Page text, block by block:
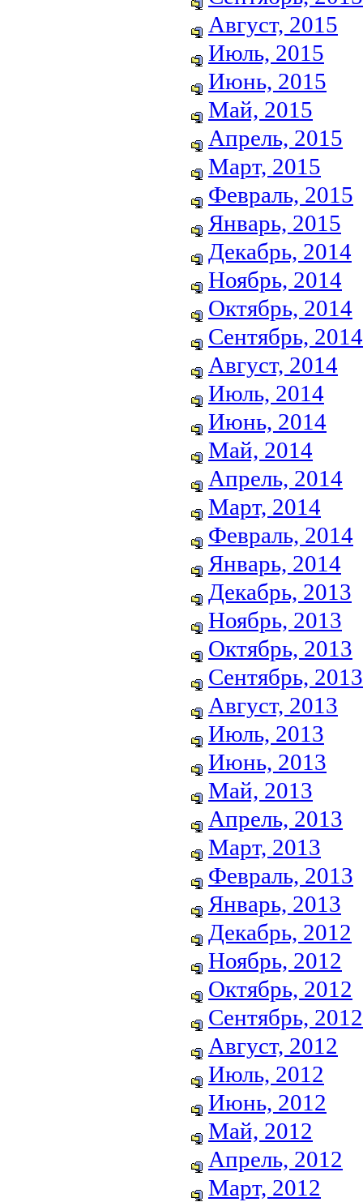
Август, 2015
Июль, 2015
Июнь, 2015
Май, 2015
Апрель, 2015
Март, 2015
Февраль, 2015
Январь, 2015
Декабрь, 2014
Ноябрь, 2014
Октябрь, 2014
Сентябрь, 2014
Август, 2014
Июль, 2014
Июнь, 2014
Май, 2014
Апрель, 2014
Март, 2014
Февраль, 2014
Январь, 2014
Декабрь, 2013
Ноябрь, 2013
Октябрь, 2013
Сентябрь, 2013
Август, 2013
Июль, 2013
Июнь, 2013
Май, 2013
Апрель, 2013
Март, 2013
Февраль, 2013
Январь, 2013
Декабрь, 2012
Ноябрь, 2012
Октябрь, 2012
Сентябрь, 2012
Август, 2012
Июль, 2012
Июнь, 2012
Май, 2012
Апрель, 2012
Март, 2012